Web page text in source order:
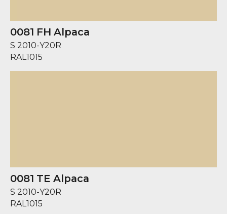
0081 FH Alpaca
S 2010-Y20R
RAL 1015
0081 TE Alpaca
S 2010-Y20R
RAL1015